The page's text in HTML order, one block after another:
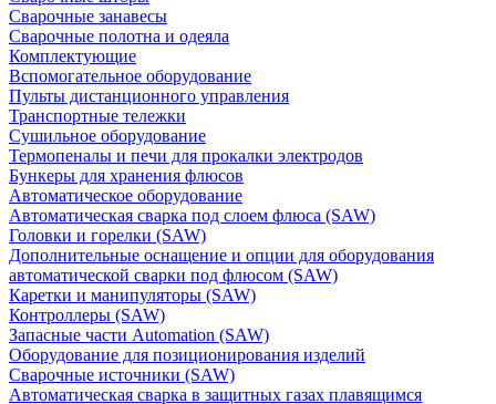
Сварочные занавесы
Сварочные полотна и одеяла
Комплектующие
Вспомогательное оборудование
Пульты дистанционного управления
Транспортные тележки
Сушильное оборудование
Термопеналы и печи для прокалки электродов
Бункеры для хранения флюсов
Автоматическое оборудование
Автоматическая сварка под слоем флюса (SAW)
Головки и горелки (SAW)
Дополнительные оснащение и опции для оборудования
автоматической сварки под флюсом (SAW)
Каретки и манипуляторы (SAW)
Контроллеры (SAW)
Запасные части Automation (SAW)
Оборудование для позиционирования изделий
Сварочные источники (SAW)
Автоматическая сварка в защитных газах плавящимся